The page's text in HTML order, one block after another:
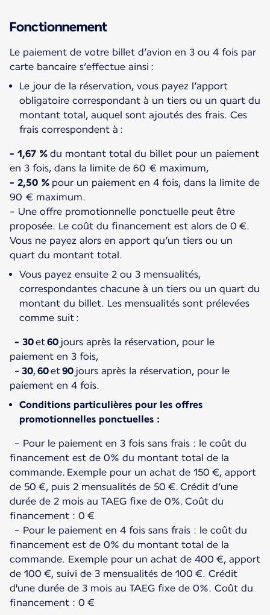
Fonctionnement
Le paiement de votre billet d’avion en 3 ou 4 fois par
carte bancaire s’effectue ainsi :
Le jour de la réservation, vous payez l’apport
obligatoire correspondant à un tiers ou un quart du
montant total, auquel sont ajoutés des frais. Ces
frais correspondent à :
- 1,67 % du montant total du billet pour un paiement
- 2,50 % pour un paiement en 4 fois, dans la limite de
90 € maximum.
- Une offre promotionnelle ponctuelle peut être
proposée. Le coût du financement est alors de 0 €.
Vous ne payez alors en apport qu’un tiers ou un
quart du montant total.
Vous payez ensuite 2 ou 3 mensualités,
correspondantes chacune à un tiers ou un quart du
montant du billet. Les mensualités sont prélevées
comme suit :
- 30et60 jours après la réservation, pour le
paiement en 3 fois,
- 30,60et90 jours après la réservation, pour le
Conditions particulières pour les offres
promotionnelles ponctuelles :
- Pour le paiement en 3 fois sans frais : le coût du
financement est de 0% du montant total de la
commande. Exemple pour un achat de 150 €, apport
de 50 €, puis 2 mensualités de 50 €. Crédit d’une
durée de 2 mois au TAEG fixe de 0%. Coût du
financement : 0 €
- Pour le paiement en 4 fois sans frais : le coût du
financement est de 0% du montant total de la
commande. Exemple pour un achat de 400 €, apport
de 100 €, suivi de 3 mensualités de 100 €. Crédit
d'une durée de 3 mois au TAEG fixe de 0%. Coût du